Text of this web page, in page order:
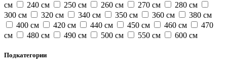
см
240 см 250 см 260 см 270 см
280 см
300 см
320 см 340 см 350 см 360 см
380 см
400 см
420 см 440 см 450 см 460 см
470
см
480 см 490 см 500 см 550 см 600 см
Подкатегории